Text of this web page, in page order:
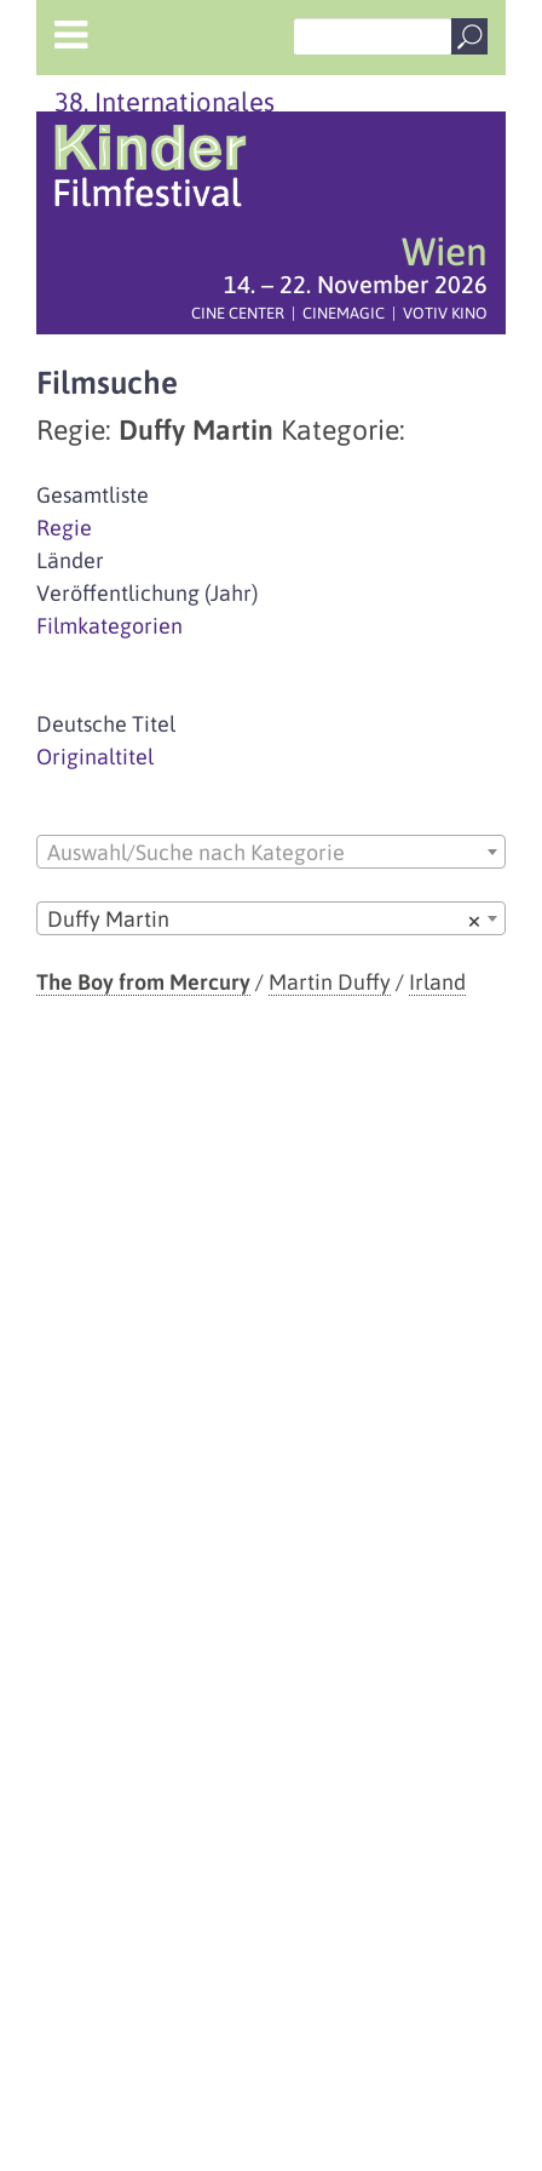
38. Internationales
Wien
14. – 22. November 2026
CINE CENTER | CINEMAGIC | VOTIV KINO
Filmsuche
Regie: Duffy Martin Kategorie:
Gesamtliste
Regie
Länder
Veröffentlichung (Jahr)
Filmkategorien
Deutsche Titel
Originaltitel
Auswahl/Suche nach Kategorie
×
Duffy Martin
The Boy from Mercury/ Martin Duffy / Irland